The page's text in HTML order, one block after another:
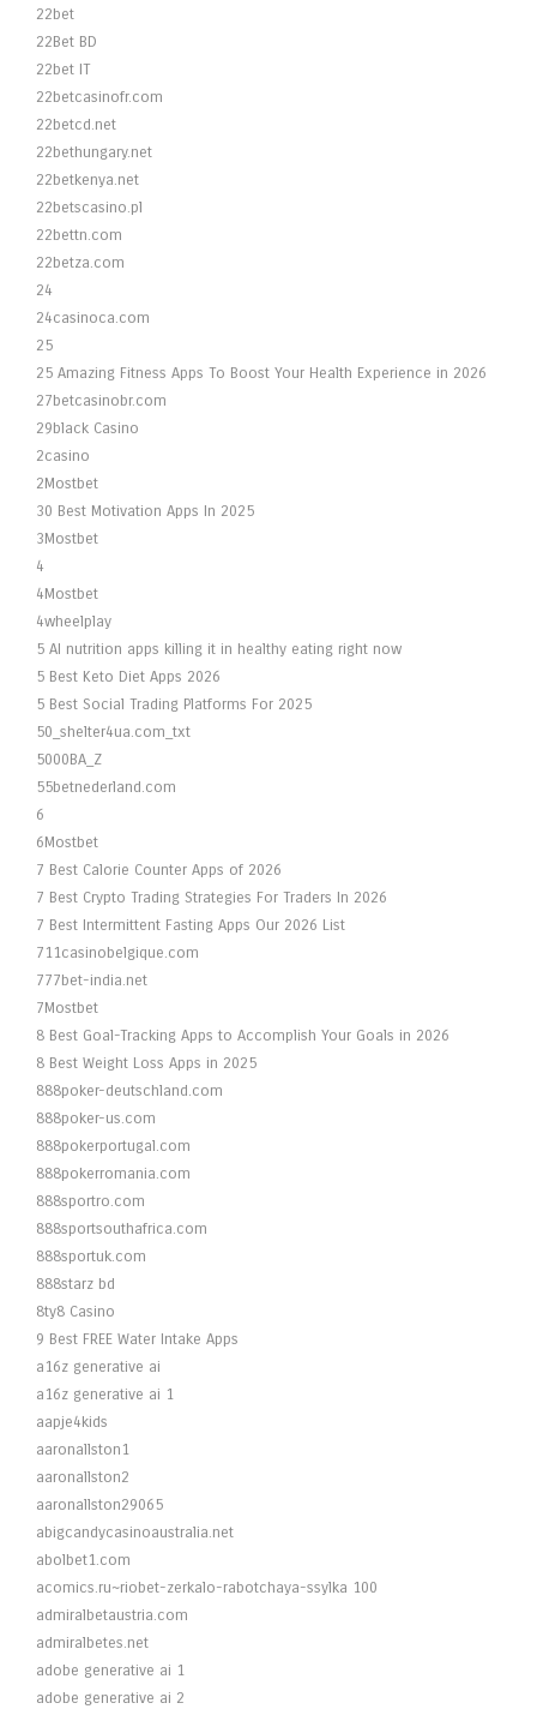
22bet
22Bet BD
22bet IT
22betcasinofr.com
22betcd.net
22bethungary.net
22betkenya.net
22betscasino.pl
22bettn.com
22betza.com
24
24casinoca.com
25
25 Amazing Fitness Apps To Boost Your Health Experience in 2026
27betcasinobr.com
29black Casino
2casino
2Mostbet
30 Best Motivation Apps In 2025
3Mostbet
4
4Mostbet
4wheelplay
5 AI nutrition apps killing it in healthy eating right now
5 Best Keto Diet Apps 2026
5 Best Social Trading Platforms For 2025
50_shelter4ua.com_txt
5000BA_Z
55betnederland.com
6
6Mostbet
7 Best Calorie Counter Apps of 2026
7 Best Crypto Trading Strategies For Traders In 2026
7 Best Intermittent Fasting Apps Our 2026 List
711casinobelgique.com
777bet-india.net
7Mostbet
8 Best Goal-Tracking Apps to Accomplish Your Goals in 2026
8 Best Weight Loss Apps in 2025
888poker-deutschland.com
888poker-us.com
888pokerportugal.com
888pokerromania.com
888sportro.com
888sportsouthafrica.com
888sportuk.com
888starz bd
8ty8 Casino
9 Best FREE Water Intake Apps
a16z generative ai
a16z generative ai 1
aapje4kids
aaronallston1
aaronallston2
aaronallston29065
abigcandycasinoaustralia.net
abolbet1.com
acomics.ru~riobet-zerkalo-rabotchaya-ssylka 100
admiralbetaustria.com
admiralbetes.net
adobe generative ai 1
adobe generative ai 2